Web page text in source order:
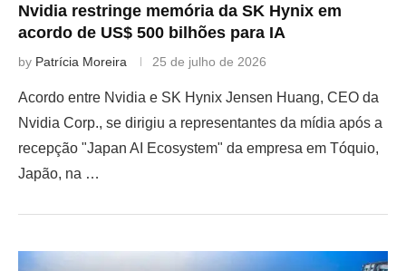
Nvidia restringe memória da SK Hynix em
acordo de US$ 500 bilhões para IA
by Patrícia Moreira 25 de julho de 2026
Acordo entre Nvidia e SK Hynix Jensen Huang, CEO da
Nvidia Corp., se dirigiu a representantes da mídia após a
recepção "Japan AI Ecosystem" da empresa em Tóquio,
Japão, na …